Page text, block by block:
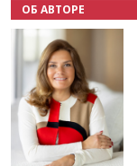
ОБ АВТОРЕ